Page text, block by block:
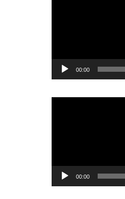
00:00
00:00